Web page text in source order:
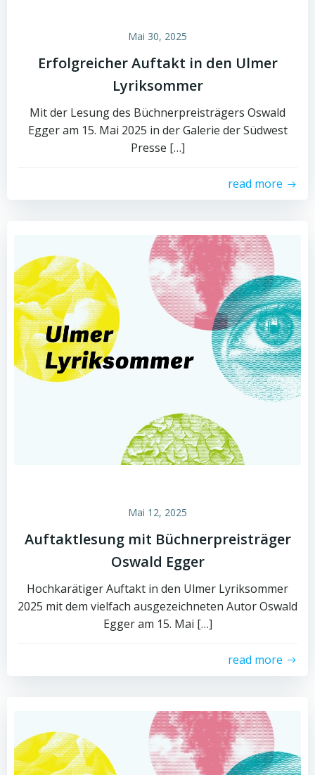
Mai 30, 2025
Erfolgreicher Auftakt in den Ulmer
Lyriksommer
Mit der Lesung des Büchnerpreisträgers Oswald
Egger am 15. Mai 2025 in der Galerie der Südwest
Presse […]
read more
Mai 12, 2025
Auftaktlesung mit Büchnerpreisträger
Oswald Egger
Hochkarätiger Auftakt in den Ulmer Lyriksommer
2025 mit dem vielfach ausgezeichneten Autor Oswald
Egger am 15. Mai […]
read more